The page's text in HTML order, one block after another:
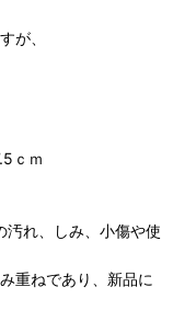
が、
ｃｍ
汚れ、しみ、小傷や使
重ねであり、新品に